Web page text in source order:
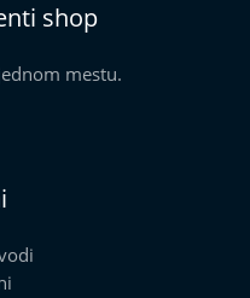
shop
mestu.